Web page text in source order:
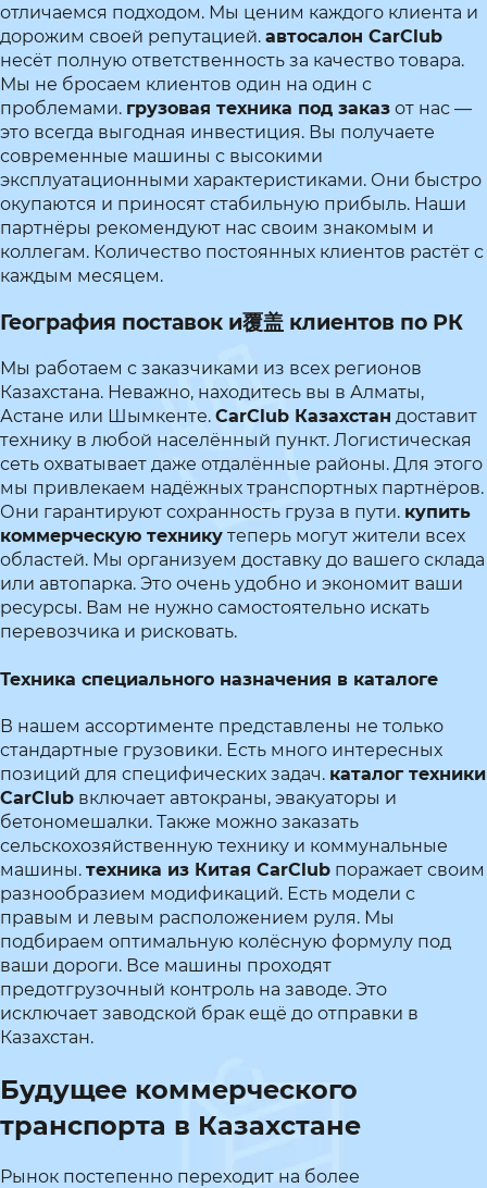
отличаемся подходом. Мы ценим каждого клиента и
дорожим своей репутацией. автосалон CarClub
несёт полную ответственность за качество товара.
Мы не бросаем клиентов один на один с
проблемами. грузовая техника под заказ от нас —
это всегда выгодная инвестиция. Вы получаете
современные машины с высокими
эксплуатационными характеристиками. Они быстро
окупаются и приносят стабильную прибыль. Наши
партнёры рекомендуют нас своим знакомым и
коллегам. Количество постоянных клиентов растёт с
каждым месяцем.
География поставок и覆盖 клиентов по РК
Мы работаем с заказчиками из всех регионов
Казахстана. Неважно, находитесь вы в Алматы,
Астане или Шымкенте. CarClub Казахстан доставит
технику в любой населённый пункт. Логистическая
сеть охватывает даже отдалённые районы. Для этого
мы привлекаем надёжных транспортных партнёров.
Они гарантируют сохранность груза в пути. купить
коммерческую технику теперь могут жители всех
областей. Мы организуем доставку до вашего склада
или автопарка. Это очень удобно и экономит ваши
ресурсы. Вам не нужно самостоятельно искать
перевозчика и рисковать.
Техника специального назначения в каталоге
В нашем ассортименте представлены не только
стандартные грузовики. Есть много интересных
позиций для специфических задач. каталог техники
CarClub включает автокраны, эвакуаторы и
бетономешалки. Также можно заказать
сельскохозяйственную технику и коммунальные
машины. техника из Китая CarClub поражает своим
разнообразием модификаций. Есть модели с
правым и левым расположением руля. Мы
подбираем оптимальную колёсную формулу под
ваши дороги. Все машины проходят
предотгрузочный контроль на заводе. Это
исключает заводской брак ещё до отправки в
Казахстан.
Будущее коммерческого
транспорта в Казахстане
Рынок постепенно переходит на более